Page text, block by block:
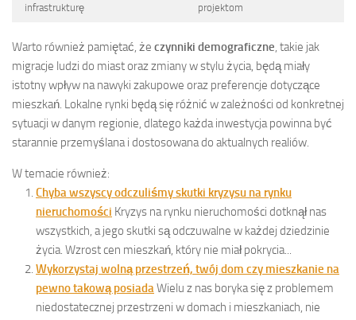
infrastrukturę
projektom
Warto również pamiętać, że czynniki demograficzne, takie jak
migracje ludzi do miast oraz zmiany w stylu życia, będą miały
istotny wpływ na nawyki zakupowe oraz preferencje dotyczące
mieszkań. Lokalne rynki będą się różnić w zależności od konkretnej
sytuacji w danym regionie, dlatego każda inwestycja powinna być
starannie przemyślana i dostosowana do aktualnych realiów.
W temacie również:
Chyba wszyscy odczuliśmy skutki kryzysu na rynku
nieruchomości Kryzys na rynku nieruchomości dotknął nas
wszystkich, a jego skutki są odczuwalne w każdej dziedzinie
życia. Wzrost cen mieszkań, który nie miał pokrycia...
Wykorzystaj wolną przestrzeń, twój dom czy mieszkanie na
pewno takową posiadaWielu z nas boryka się z problemem
niedostatecznej przestrzeni w domach i mieszkaniach, nie